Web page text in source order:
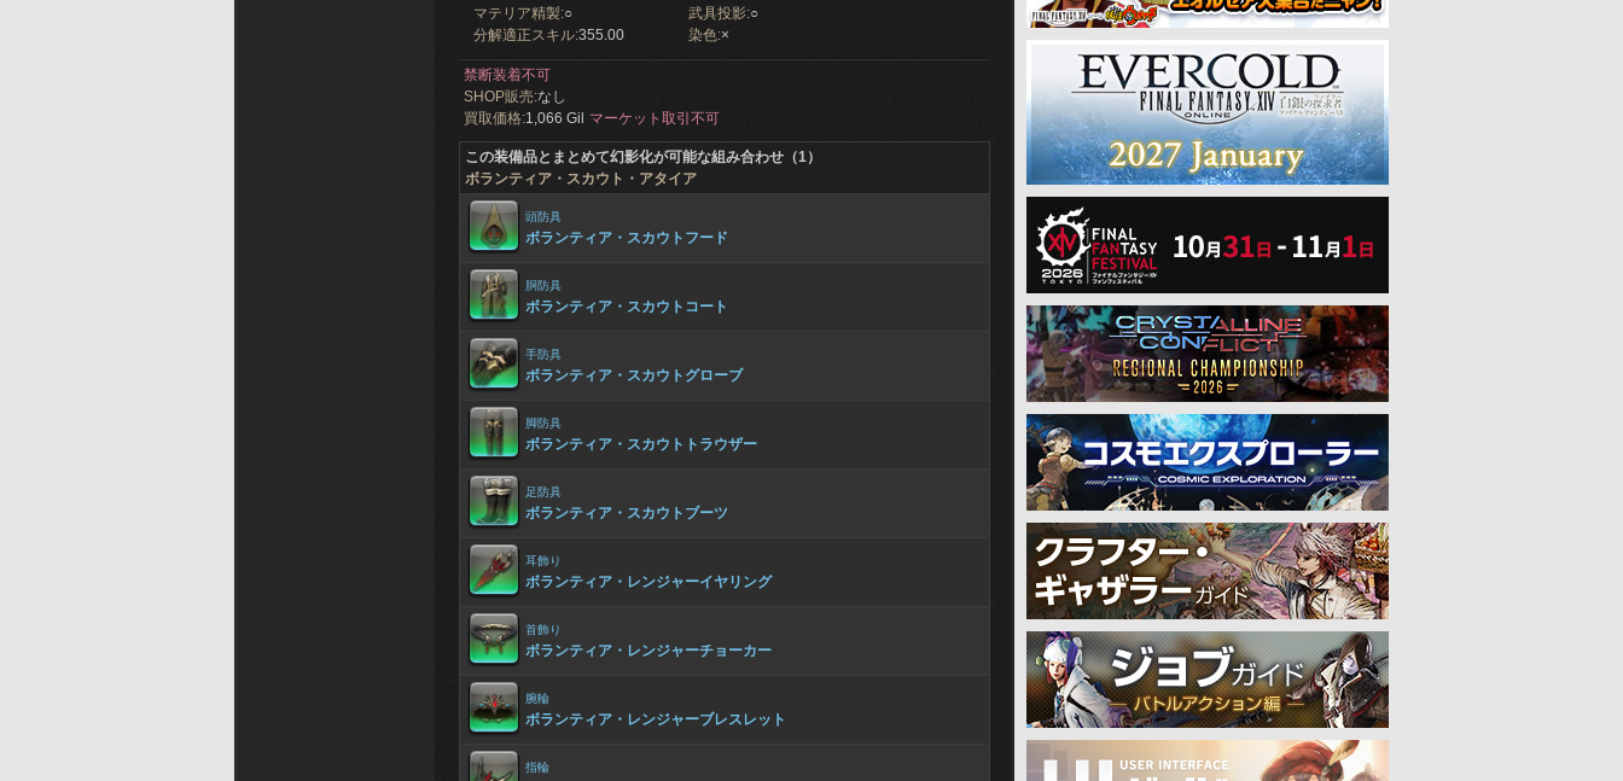
マテリア精製:○ 武具投影:○
分解適正スキル:355.00 染色:×
禁断装着不可
SHOP販売:なし
買取価格:1,066 Gil マーケット取引不可
この装備品とまとめて幻影化が可能な組み合わせ（1）
ボランティア・スカウト・アタイア
頭防具
ボランティア・スカウトフード
胴防具
ボランティア・スカウトコート
手防具
ボランティア・スカウトグローブ
脚防具
ボランティア・スカウトトラウザー
足防具
ボランティア・スカウトブーツ
耳飾り
ボランティア・レンジャーイヤリング
首飾り
ボランティア・レンジャーチョーカー
腕輪
ボランティア・レンジャーブレスレット
指輪